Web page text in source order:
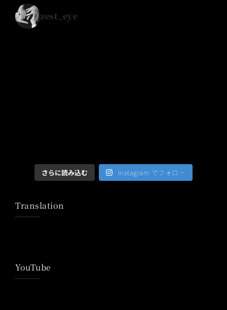
zest_eye
さらに読み込む Instagram でフォロー
Translation
YouTube